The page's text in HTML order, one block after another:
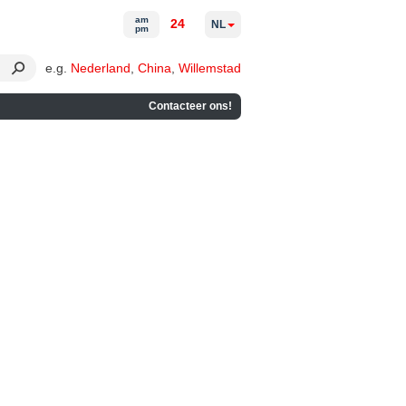
e.g. Nederland China Willemstad
Contacteer ons!
am
pm
24 NL